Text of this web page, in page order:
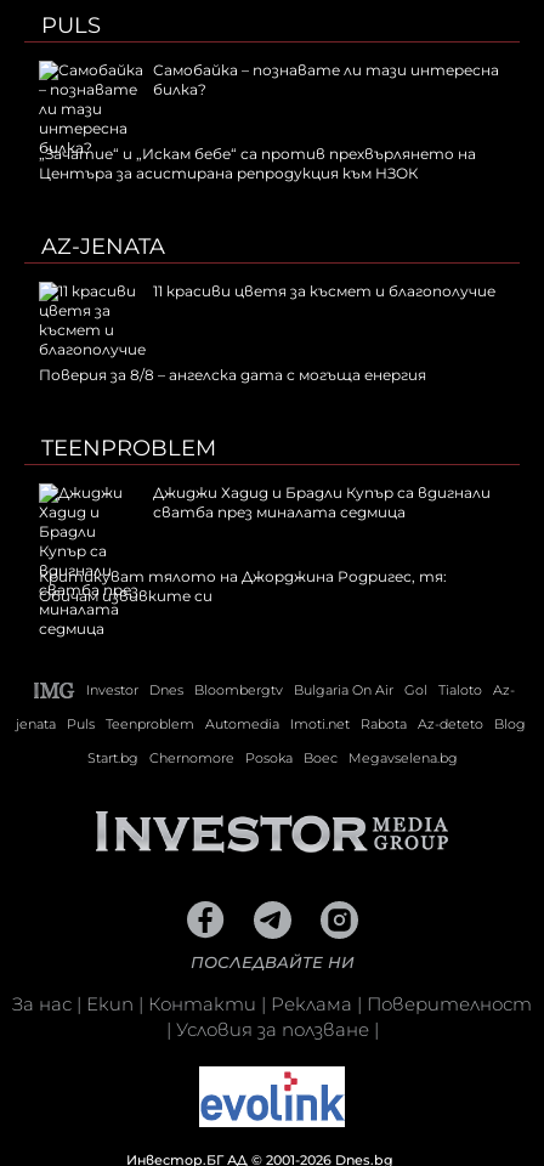
PULS
Самобайка – познавате ли тази интересна
билка?
„Зачатие“ и „Искам бебе“ са против прехвърлянето на
Центъра за асистирана репродукция към НЗОК
AZ-JENATA
11 красиви цветя за късмет и благополучие
Поверия за 8/8 – ангелска дата с могъща енергия
TEENPROBLEM
Джиджи Хадид и Брадли Купър са вдигнали
сватба през миналата седмица
Критикуват тялото на Джорджина Родригес, тя:
Обичам извивките си
Investor Dnes Bloombergtv Bulgaria On Air Gol Tialoto
Az-
jenata
Puls Teenproblem Automedia Imoti.net Rabota Az-deteto
Blog
Start.bg
Chernomore Posoka Boec Megavselena.bg
ПОСЛЕДВАЙТЕ НИ
За нас | Екип | Контакти | Реклама | Поверителност
| Условия за ползване|
Инвестор.БГ АД © 2001-2026 Dnes.bg